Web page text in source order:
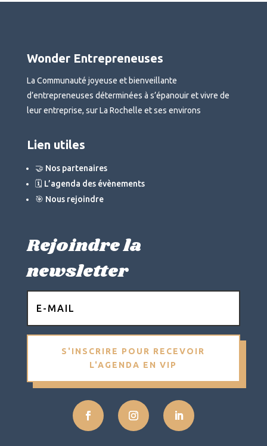
Wonder Entrepreneuses
La Communauté joyeuse et bienveillante
d’entrepreneuses déterminées à s’épanouir et vivre de
leur entreprise, sur La Rochelle et ses environs
Lien utiles
🤝 Nos partenaires
🗓 L’agenda des évènements
🎯 Nous rejoindre
Rejoindre la
newsletter
S'INSCRIRE POUR RECEVOIR
L'AGENDA EN VIP